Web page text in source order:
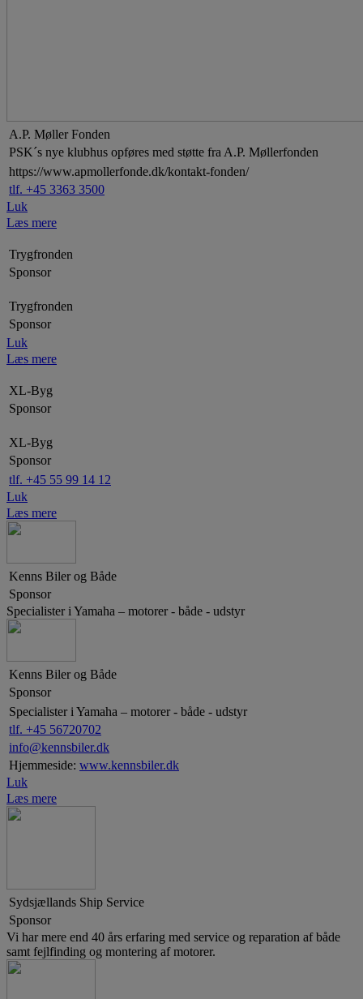
A.P. Møller Fonden
PSK´s nye klubhus opføres med støtte fra A.P. Møllerfonden
https://www.apmollerfonde.dk/kontakt-fonden/
tlf. +45 3363 3500
Luk
Læs mere
Trygfronden
Sponsor
Trygfronden
Sponsor
Luk
Læs mere
XL-Byg
Sponsor
XL-Byg
Sponsor
tlf. +45 55 99 14 12
Luk
Læs mere
Kenns Biler og Både
Sponsor
Specialister i Yamaha – motorer - både - udstyr
Kenns Biler og Både
Sponsor
Specialister i Yamaha – motorer - både - udstyr
tlf. +45 56720702
info@kennsbiler.dk
Hjemmeside: www.kennsbiler.dk
Luk
Læs mere
Sydsjællands Ship Service
Sponsor
Vi har mere end 40 års erfaring med service og reparation af både
samt fejlfinding og montering af motorer.